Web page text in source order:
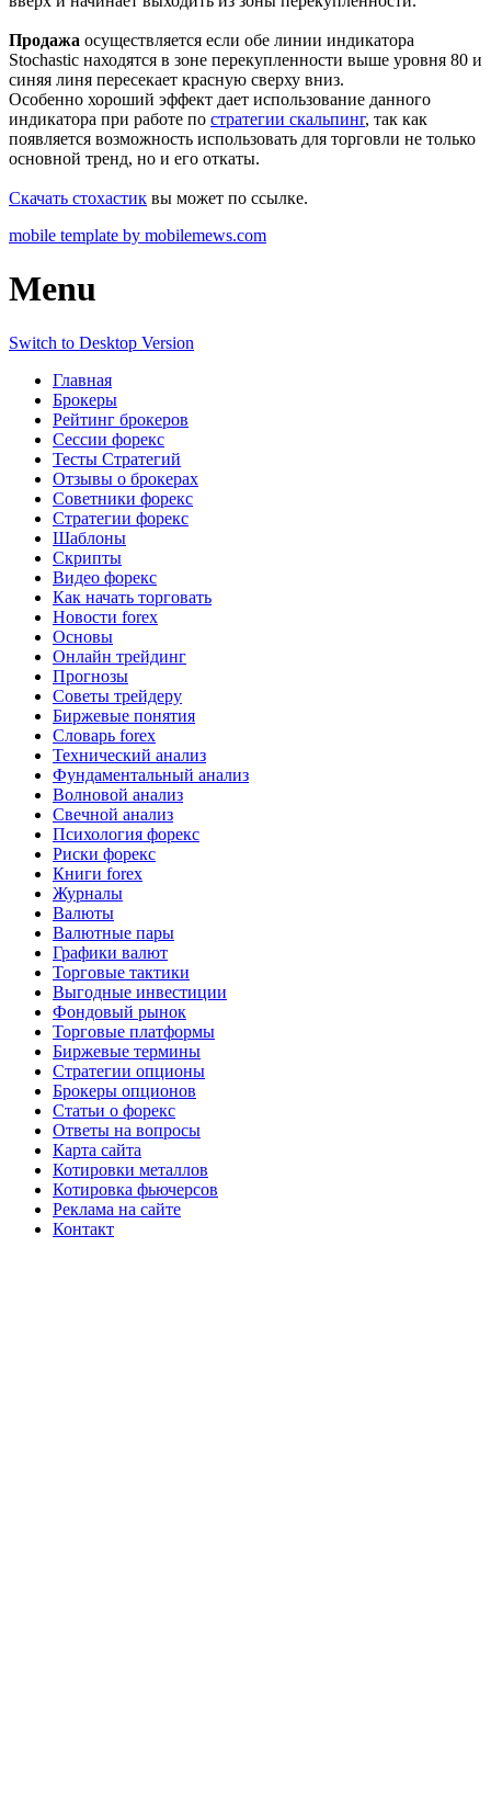
Продажа осуществляется если обе линии индикатора
Stochastic находятся в зоне перекупленности выше уровня 80 и
синяя линя пересекает красную сверху вниз.
Особенно хороший эффект дает использование данного
индикатора при работе по стратегии скальпинг, так как
появляется возможность использовать для торговли не только
основной тренд, но и его откаты.
Скачать стохастик вы может по ссылке.
mobile template by mobilemews.com
Menu
Switch to Desktop Version
Главная
Брокеры
Рейтинг брокеров
Сессии форекс
Тесты Стратегий
Отзывы о брокерах
Советники форекс
Стратегии форекс
Шаблоны
Скрипты
Видео форекс
Как начать торговать
Новости forex
Основы
Онлайн трейдинг
Прогнозы
Советы трейдеру
Биржевые понятия
Словарь forex
Технический анализ
Фундаментальный анализ
Волновой анализ
Свечной анализ
Психология форекс
Риски форекс
Книги forex
Журналы
Валюты
Валютные пары
Графики валют
Торговые тактики
Выгодные инвестиции
Фондовый рынок
Торговые платформы
Биржевые термины
Стратегии опционы
Брокеры опционов
Статьи о форекс
Ответы на вопросы
Карта сайта
Котировки металлов
Котировка фьючерсов
Реклама на сайте
Контакт